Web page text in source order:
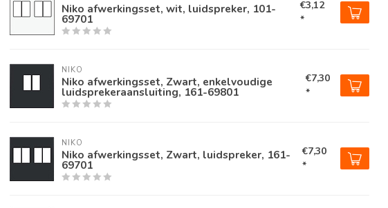
Niko afwerkingsset, wit, luidspreker, 101-
69701
€3,12
*
NIKO
Niko afwerkingsset, Zwart, enkelvoudige
luidsprekeraansluiting, 161-69801
€7,30
*
NIKO
Niko afwerkingsset, Zwart, luidspreker, 161-
69701
€7,30
*